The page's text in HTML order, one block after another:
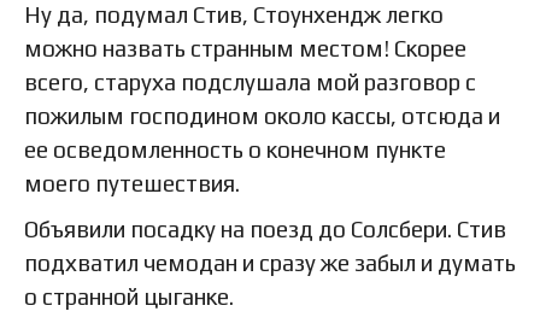
Ну да, подумал Стив, Стоунхендж легко
можно назвать странным местом! Скорее
всего, старуха подслушала мой разговор с
пожилым господином около кассы, отсюда и
ее осведомленность о конечном пункте
моего путешествия.
Объявили посадку на поезд до Солсбери. Стив
подхватил чемодан и сразу же забыл и думать
о странной цыганке.